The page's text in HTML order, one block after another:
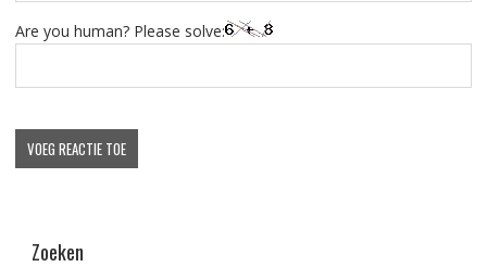
Are you human? Please solve:
Zoeken